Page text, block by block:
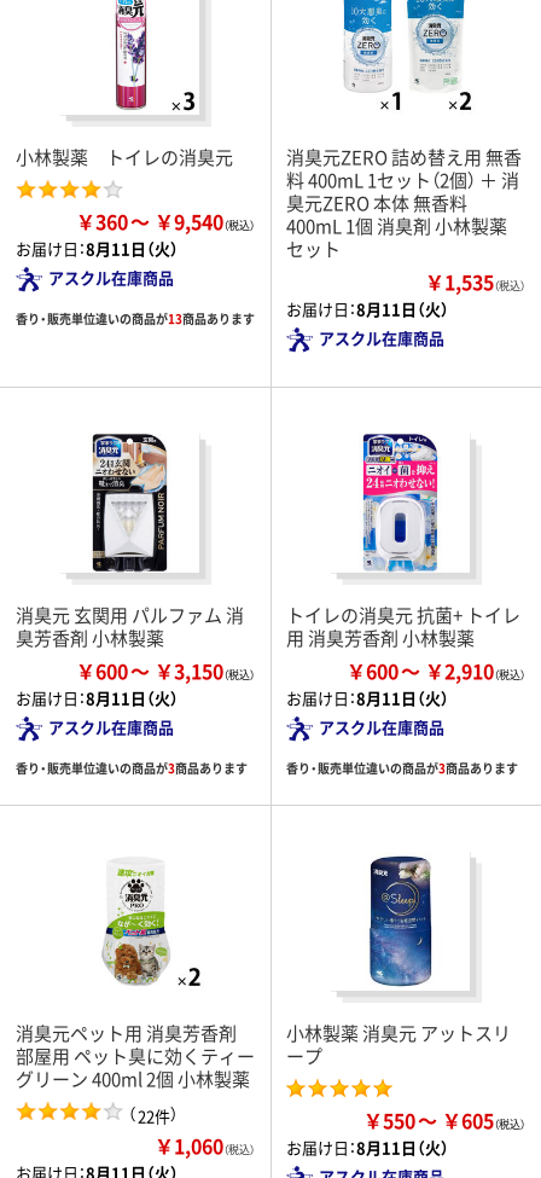
小林製薬 トイレの消臭元
￥360 ￥9,540
お届け日：8月11日（火）
アスクル在庫商品
香り・販売単位違いの商品が13商品あります
消臭元ZERO 詰め替え用 無香
料 400mL 1セット（2個） ＋ 消
臭元ZERO 本体 無香料
400mL 1個 消臭剤 小林製薬
セット
￥1,535（税込）
お届け日：8月11日（火）
アスクル在庫商品
消臭元 玄関用 パルファム 消
臭芳香剤 小林製薬
￥600 ￥3,150
お届け日：8月11日（火）
アスクル在庫商品
香り・販売単位違いの商品が3商品あります
トイレの消臭元 抗菌+ トイレ
用 消臭芳香剤 小林製薬
￥600 ￥2,910
お届け日：8月11日（火）
アスクル在庫商品
香り・販売単位違いの商品が3商品あります
消臭元ペット用 消臭芳香剤
部屋用 ペット臭に効くティー
グリーン 400ml 2個 小林製薬
（22件）
￥1,060（税込）
お届け日：8月11日（火）
小林製薬 消臭元 アットスリ
ープ
￥550 ￥605
お届け日：8月11日（火）